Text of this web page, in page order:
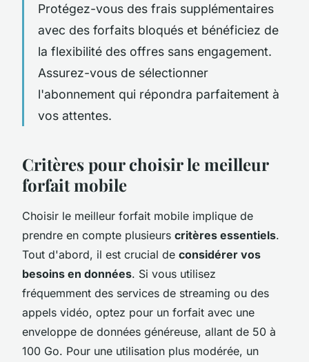
Protégez-vous des frais supplémentaires
avec des forfaits bloqués et bénéficiez de
la flexibilité des offres sans engagement.
Assurez-vous de sélectionner
l'abonnement qui répondra parfaitement à
vos attentes.
Critères pour choisir le meilleur
forfait mobile
Choisir le meilleur forfait mobile implique de
prendre en compte plusieurs critères essentiels.
Tout d'abord, il est crucial de considérer vos
besoins en données. Si vous utilisez
fréquemment des services de streaming ou des
appels vidéo, optez pour un forfait avec une
enveloppe de données généreuse, allant de 50 à
100 Go. Pour une utilisation plus modérée, un